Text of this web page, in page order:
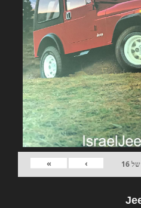
של16
›
»